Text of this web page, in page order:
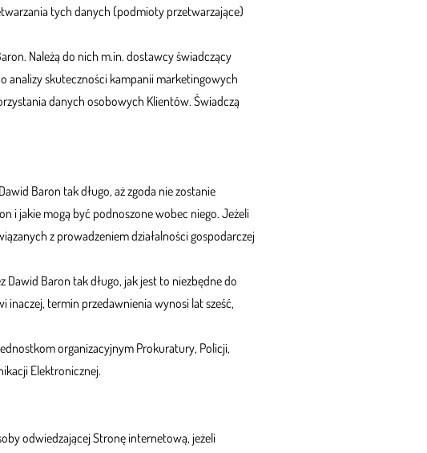
tych danych (podmioty przetwarzające)
Należą do nich m.in. dostawcy świadczący
analizy skuteczności kampanii marketingowych
danych osobowych Klientów. Świadczą
Baron tak długo, aż zgoda nie zostanie
i jakie mogą być podnoszone wobec niego. Jeżeli
z prowadzeniem działalności gospodarczej
Baron tak długo, jak jest to niezbędne do
inaczej, termin przedawnienia wynosi lat sześć,
organizacyjnym Prokuratury, Policji,
Elektronicznej.
odwiedzającej Stronę internetową, jeżeli